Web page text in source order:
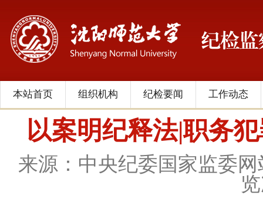
本站首页 组织机构 纪检要闻 工作动态
以案明纪释法|职务
来源：中央纪委国家监委